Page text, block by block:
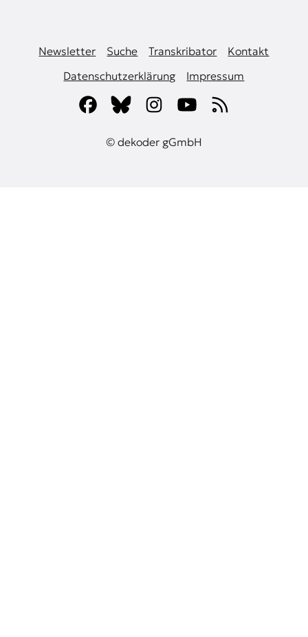
Newsletter Suche Transkribator
Kontakt
Datenschutzerklärung
Impressum
© dekoder gGmbH